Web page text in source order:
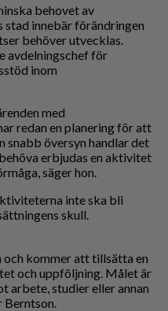
behovet av
innebär förändringen
behöver utvecklas.
avdelningschef för
inom
med
redan en planering för att
snabb översyn handlar det
erbjudas en aktivitet
säger hon.
inte ska bli
skull.
och kommer att tillsätta en
och uppföljning. Målet är
arbete, studier eller annan